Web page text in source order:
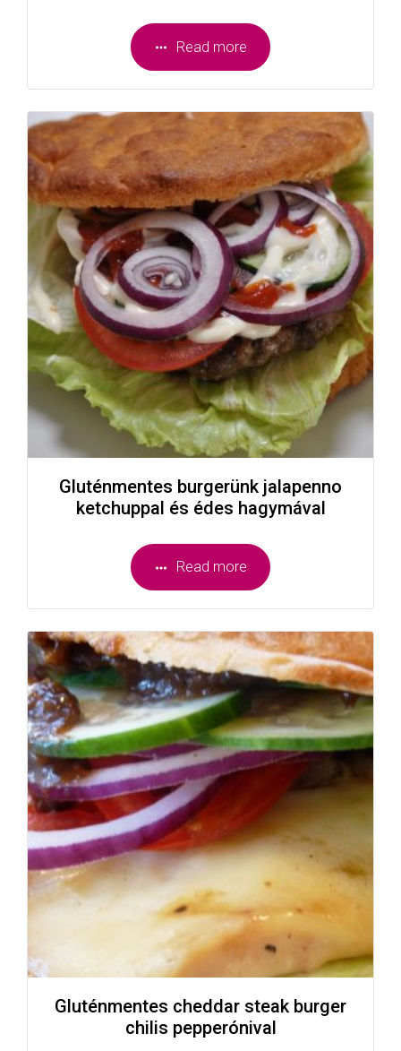
Read more
Gluténmentes burgerünk jalapenno
ketchuppal és édes hagymával
Read more
Gluténmentes cheddar steak burger
chilis pepperónival